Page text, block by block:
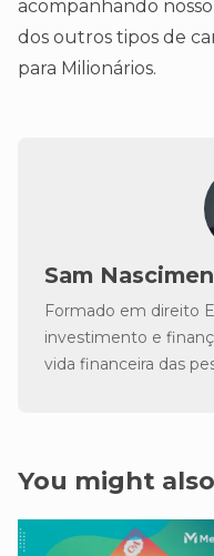
acompanhando
dos outros tipos de
para Milionários.
Sam
Formado em direito
investimento e
vida financeira das
You might